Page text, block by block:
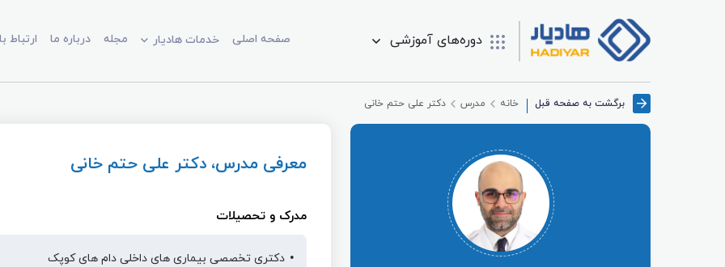
دوره‌های آموزشی صفحه اصلی خدمات هادیار مجله درباره ما ارتباط
برگشت به صفحه قبل خانه مدرس دکتر علی حتم خانی
معرفی مدرس، دکتر علی حتم خانی
مدرک و تحصیلات
دکتری تخصصی بیماری های داخلی دام های کوپک